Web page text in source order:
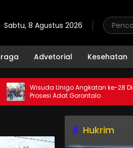
Sabtu, 8 Agustus 2026
Advetorial Kesehatan
Wisuda Unigo Angkatan ke-28 Diawali
Prosesi Adat Gorontalo
Hukrim